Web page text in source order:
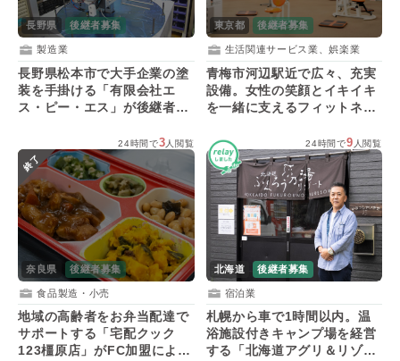
長野県 後継者募集
製造業
長野県松本市で大手企業の塗
装を手掛ける「有限会社エ
ス・ピー・エス」が後継者を
東京都 後継者募集
生活関連サービス業、娯楽業
青梅市河辺駅近で広々、充実
設備。女性の笑顔とイキイキ
を一緒に支えるフィットネス
24時間で3 人閲覧
終了
奈良県 後継者募集
食品製造・小売
地域の高齢者をお弁当配達で
サポートする「宅配クック
123橿原店」がFC加盟による
24時間で9 人閲覧
北海道 後継者募集
宿泊業
札幌から車で1時間以内。温
浴施設付きキャンプ場を経営
する「北海道アグリ＆リゾー